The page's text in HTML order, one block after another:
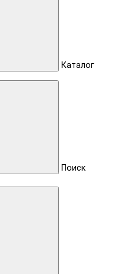
Каталог
Поиск